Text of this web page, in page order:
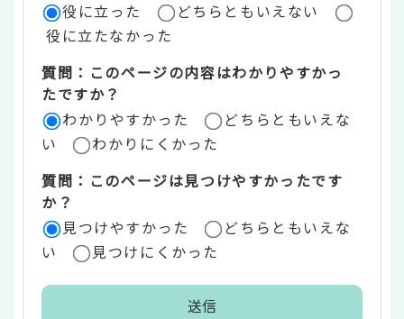
価
リ
ア
役に立った
どちらともいえない
役に立たなかった
質問：このページの内容はわかりやすかっ
たですか？
わかりやすかった
どちらともいえな
い
わかりにくかった
質問：このページは見つけやすかったです
か？
見つけやすかった
どちらともいえな
い
見つけにくかった